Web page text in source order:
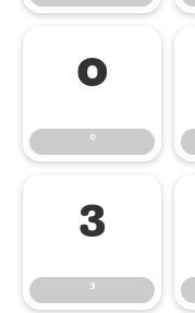
°
°
³
³